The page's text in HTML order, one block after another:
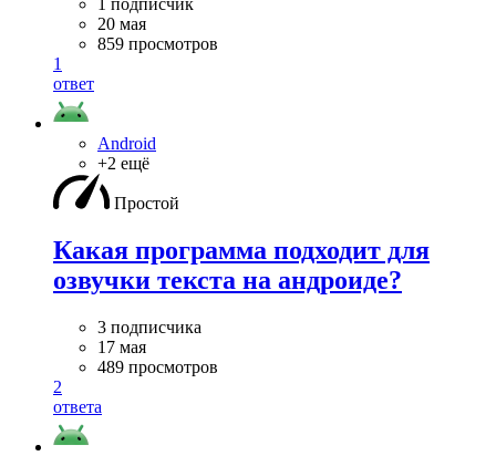
1 подписчик
20 мая
859 просмотров
1
ответ
Android
+2 ещё
Простой
Какая программа подходит для
озвучки текста на андроиде?
3 подписчика
17 мая
489 просмотров
2
ответа